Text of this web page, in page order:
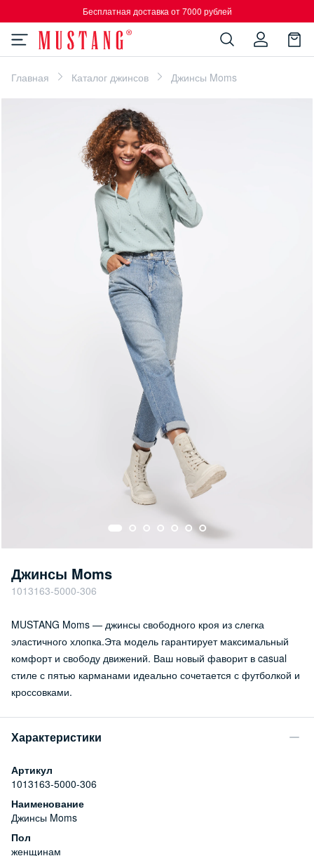
Бесплатная доставка от 7000 рублей
Главная Каталог джинсов Джинсы Moms
Джинсы Moms
1013163-5000-306
MUSTANG Moms — джинсы свободного кроя из слегка
эластичного хлопка.Эта модель гарантирует максимальный
комфорт и свободу движений. Ваш новый фаворит в casual
стиле с пятью карманами идеально сочетается с футболкой и
кроссовками.
Характеристики
Артикул
1013163-5000-306
Наименование
Джинсы Moms
Пол
женщинам